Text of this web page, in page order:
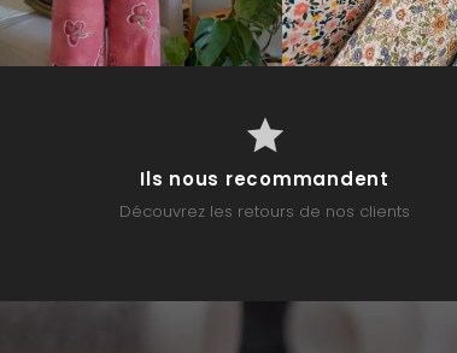
Ils nous recommandent
Découvrez les retours de nos clients